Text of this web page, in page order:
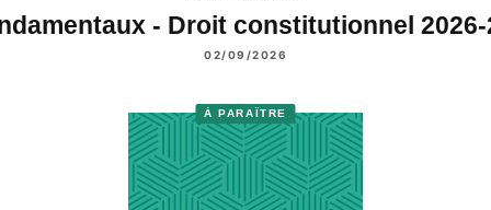
- Droit constitutionnel
02/09/2026
À PARAÎTRE